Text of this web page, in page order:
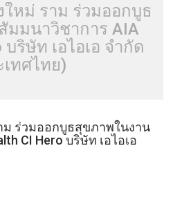
ใหม่ ราม ร่วมออกบูธ
มมนาวิชาการ AIA
บริษัท เอไอเอ จำกัด
เทศไทย)
ม ร่วมออกบูธสุขภาพในงาน
CI Hero บริษัท เอไอเอ